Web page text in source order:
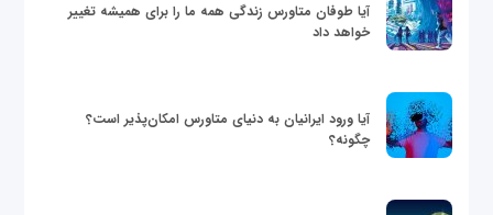
آیا طوفان متاورس زندگی همه ما را برای همیشه تغییر
خواهد داد
آیا ورود ایرانیان به دنیای متاورس امکان‌پذیر است؟
چگونه؟